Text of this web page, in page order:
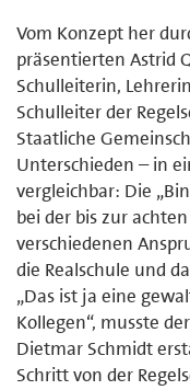
Vom Konzept her
präsentierten Astrid
Schulleiterin,
Schulleiter der
Staatliche
Unterschieden – in
vergleichbar: Die
bei der bis zur
verschiedenen
die Realschule und
„Das ist ja eine
Kollegen“, musste
Dietmar Schmidt
Schritt von der